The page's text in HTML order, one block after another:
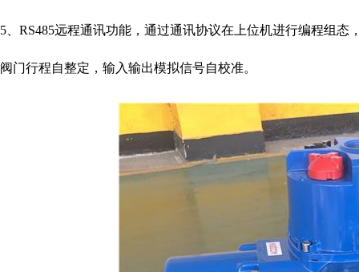
5、RS485远程通讯功能，通过通讯协议在上位机进行编程组
阀门行程自整定，输入输出模拟信号自校准。